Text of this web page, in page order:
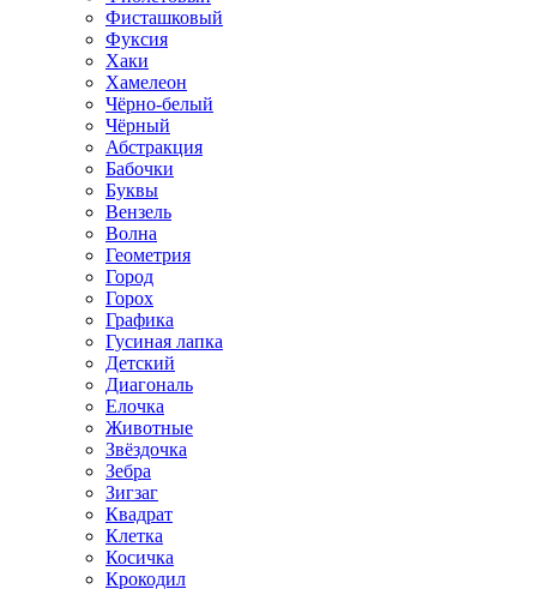
Фисташковый
Фуксия
Хаки
Хамелеон
Чёрно-белый
Чёрный
Абстракция
Бабочки
Буквы
Вензель
Волна
Геометрия
Город
Горох
Графика
Гусиная лапка
Детский
Диагональ
Елочка
Животные
Звёздочка
Зебра
Зигзаг
Квадрат
Клетка
Косичка
Крокодил